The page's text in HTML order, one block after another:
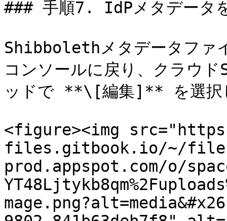
### 手順7. IdPメタデータ
Shibbolethメタデータファ
コンソールに戻り、クラウ
ッドで **\[編集]** を選択
<figure><img
files.gitbook.io/~/
prod.appspot.com/o/